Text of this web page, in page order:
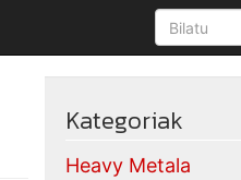
Kategoriak
Heavy Metala